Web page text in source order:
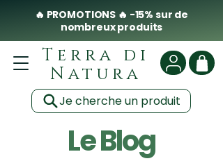
🔥 PROMOTIONS 🔥 -15% sur de
nombreux produits
Terra di
Natura
Je cherche un produit
Le Blog